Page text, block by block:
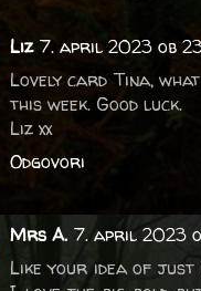
Liz 7. april 2023 ob
Lovely card Tina,
this week. Good luck.
Liz xx
Odgovori
Mrs A. 7. april 2023
Like your idea of